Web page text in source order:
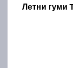
Летни гуми